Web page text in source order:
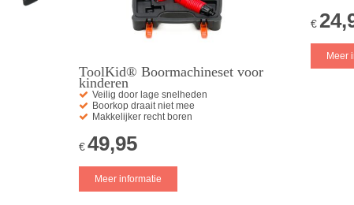
ToolKid® Boormachineset voor
kinderen
Veilig door lage snelheden
Boorkop draait niet mee
Makkelijker recht boren
€ 49,95
Meer informatie
€
Meer